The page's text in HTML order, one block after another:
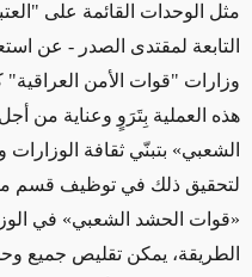
مثل الوحدات القائمة على
التابعة لمقتدى الصدر - عن
وزارات "قوات الأمن العراقية"
هذه العملية بِتَرَوٍ وعناية من
الشعبي» بتبنّي ثقافة
لتحقيق ذلك في توظيف قسم
«قوات الحشد الشعبي» في
الطريقة، يمكن تقليص جميع